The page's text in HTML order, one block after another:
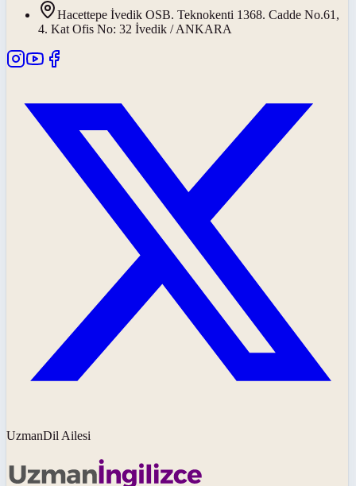
Hacettepe İvedik OSB. Teknokenti 1368. Cadde No.61,
4. Kat Ofis No: 32 İvedik / ANKARA
UzmanDil Ailesi